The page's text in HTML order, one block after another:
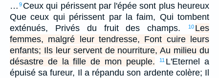
… 9 Ceux qui périssent par l'épée sont plus heureux
Que ceux qui périssent par la faim, Qui tombent
exténués, Privés du fruit des champs.
10 Les
femmes, malgré leur tendresse, Font cuire leurs
enfants; Ils leur servent de nourriture, Au milieu du
désastre de la fille de mon peuple.
11 L'Eternel a
épuisé sa fureur, Il a répandu son ardente colère; Il